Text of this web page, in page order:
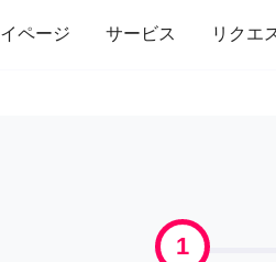
ページ サービス リクエ
理・組立 家事 引っ越し
1